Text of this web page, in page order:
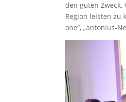
den guten
Region leisten zu
one“, „antonius-